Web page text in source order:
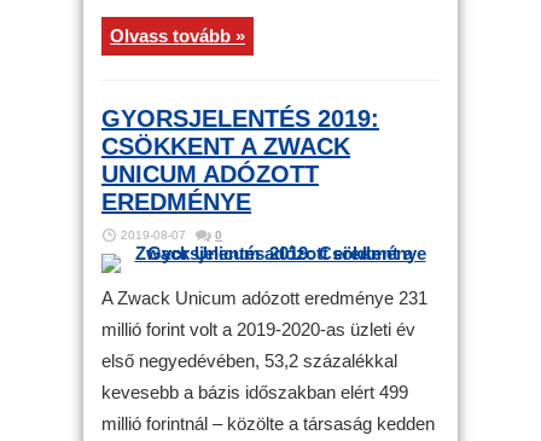
Olvass tovább »
GYORSJELENTÉS 2019:
CSÖKKENT A ZWACK
UNICUM ADÓZOTT
EREDMÉNYE
2019-08-07 0
A Zwack Unicum adózott eredménye 231
millió forint volt a 2019-2020-as üzleti év
első negyedévében, 53,2 százalékkal
kevesebb a bázis időszakban elért 499
millió forintnál – közölte a társaság kedden